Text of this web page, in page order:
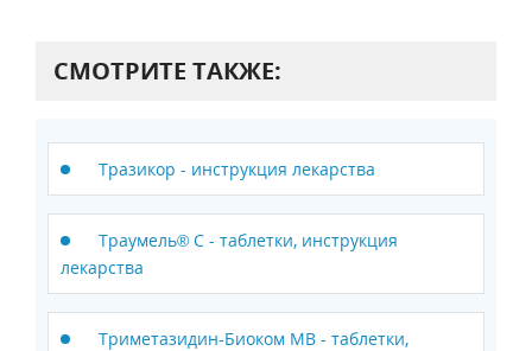
СМОТРИТЕ ТАКЖЕ:
Тразикор - инструкция лекарства
Траумель® С - таблетки, инструкция
лекарства
Триметазидин-Биоком МВ - таблетки,